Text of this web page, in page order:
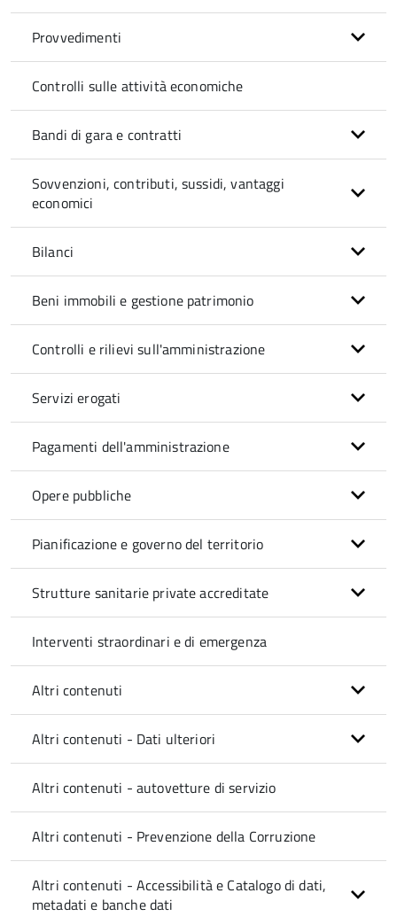
Provvedimenti
Controlli sulle attività economiche
Bandi di gara e contratti
Sovvenzioni, contributi, sussidi, vantaggi
economici
Bilanci
Beni immobili e gestione patrimonio
Controlli e rilievi sull'amministrazione
Servizi erogati
Pagamenti dell'amministrazione
Opere pubbliche
Pianificazione e governo del territorio
Strutture sanitarie private accreditate
Interventi straordinari e di emergenza
Altri contenuti
Altri contenuti - Dati ulteriori
Altri contenuti - autovetture di servizio
Altri contenuti - Prevenzione della Corruzione
Altri contenuti - Accessibilità e Catalogo di dati,
metadati e banche dati